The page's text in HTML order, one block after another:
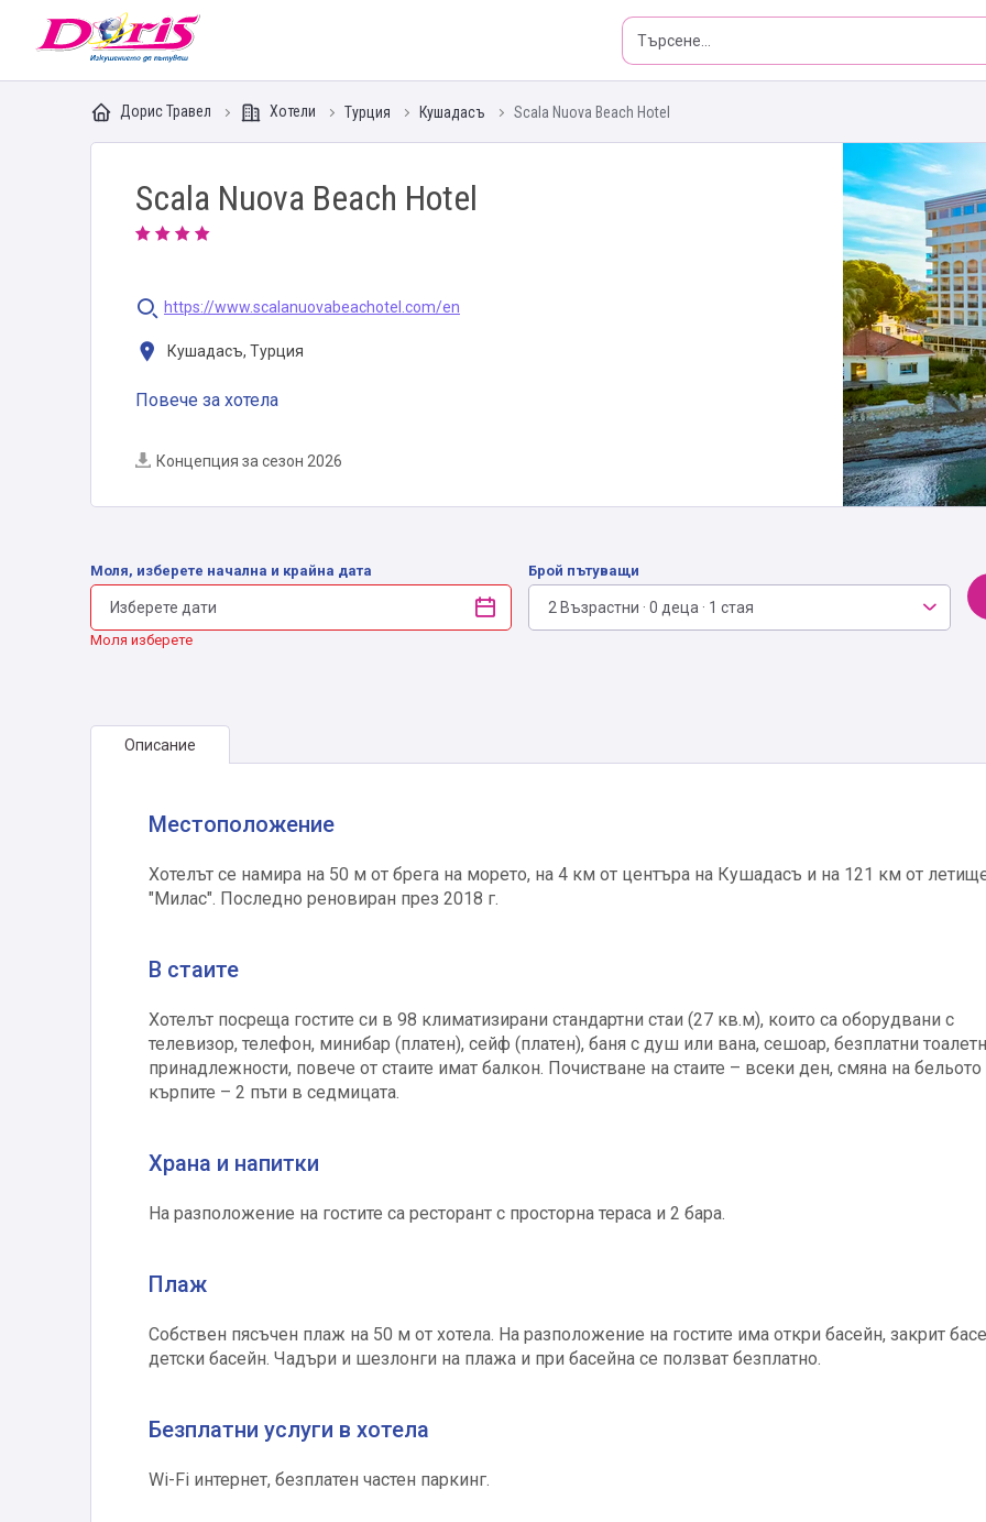
Doris - Изкушението да пътуваш
Дорис Травел Хотели Турция Кушадасъ Scala Nuova Beach Hotel
Scala Nuova Beach Hotel
https://www.scalanuovabeachotel.com/en
Кушадасъ, Турция
Повече за хотела
Концепция за сезон 2026
Моля, изберете начална и крайна дата
Моля изберете
Брой пътуващи
2 Възрастни · 0 деца · 1 стая
Описание
Местоположение
Хотелът се намира на 50 м от брега на морето, на 4 км от центъра на Кушадасъ и на 121 км от
"Милас". Последно реновиран през 2018 г.
В стаите
Хотелът посреща гостите си в 98 климатизирани стандартни стаи (27 кв.м), които са оборудвани с
телевизор, телефон, минибар (платен), сейф (платен), баня с душ или вана, сешоар, безплатни
принадлежности, повече от стаите имат балкон. Почистване на стаите – всеки ден, смяна на бельото
кърпите – 2 пъти в седмицата.
Храна и напитки
На разположение на гостите са ресторант с просторна тераса и 2 бара.
Плаж
Собствен пясъчен плаж на 50 м от хотела. На разположение на гостите има откри басейн, закрит
детски басейн. Чадъри и шезлонги на плажа и при басейна се ползват безплатно.
Безплатни услуги в хотела
Wi-Fi интернет, безплатен частен паркинг.